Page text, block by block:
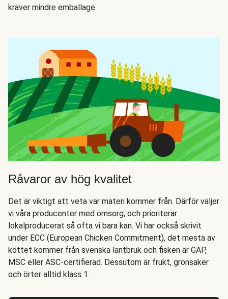
kräver mindre emballage.
Råvaror av hög kvalitet
Det är viktigt att veta var maten kommer från. Därför väljer
vi våra producenter med omsorg, och prioriterar
lokalproducerat så ofta vi bara kan. Vi har också skrivit
under ECC (European Chicken Commitment), det mesta av
köttet kommer från svenska lantbruk och fisken är GAP,
MSC eller ASC-certifierad. Dessutom är frukt, grönsaker
och örter alltid klass 1.